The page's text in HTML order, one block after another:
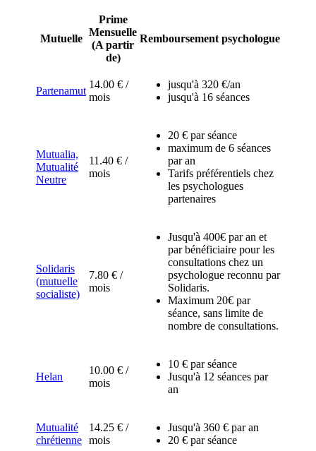
Mutuelle
Prime
Mensuelle
(A partir
de)
Remboursement psychologue
Partenamut
14.00 € /
mois
jusqu'à 320 €/an
jusqu'à 16 séances
Mutualia,
Mutualité
Neutre
11.40 € /
mois
20 € par séance
maximum de 6 séances
par an
Tarifs préférentiels chez
les psychologues
partenaires
Solidaris
(mutuelle
socialiste)
7.80 € /
mois
Jusqu'à 400€ par an et
par bénéficiaire pour les
consultations chez un
psychologue reconnu par
Solidaris.
Maximum 20€ par
séance, sans limite de
nombre de consultations.
Helan
10.00 € /
mois
10 € par séance
Jusqu'à 12 séances par
an
Mutualité
chrétienne
14.25 € /
mois
Jusqu'à 360 € par an
20 € par séance